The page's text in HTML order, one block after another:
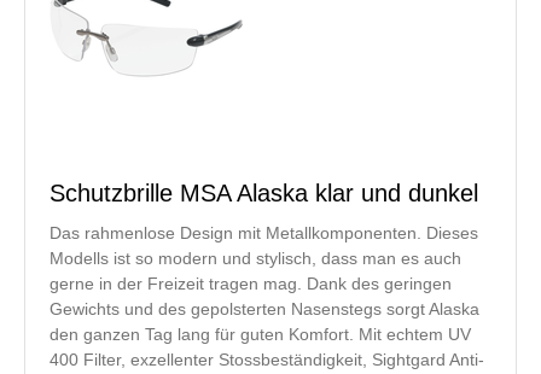
Schutzbrille MSA Alaska klar und dunkel
Das rahmenlose Design mit Metallkomponenten. Dieses
Modells ist so modern und stylisch, dass man es auch
gerne in der Freizeit tragen mag. Dank des geringen
Gewichts und des gepolsterten Nasenstegs sorgt Alaska
den ganzen Tag lang für guten Komfort. Mit echtem UV
400 Filter, exzellenter Stossbeständigkeit, Sightgard Anti-